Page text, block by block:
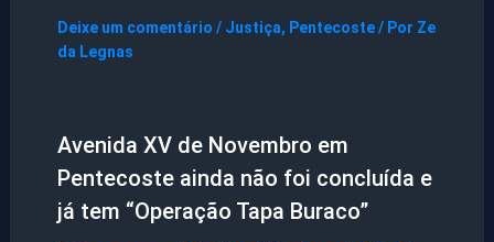
Deixe um comentário / Justiça, Pentecoste/ Por Ze
da Legnas
Avenida XV de Novembro em
Pentecoste ainda não foi concluída e
já tem “Operação Tapa Buraco”